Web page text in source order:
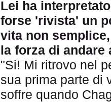
Lei ha
forse 'rivista' un
vita non
la forza di andare
"Si! Mi ritrovo nel
sua prima parte di
soffre quando